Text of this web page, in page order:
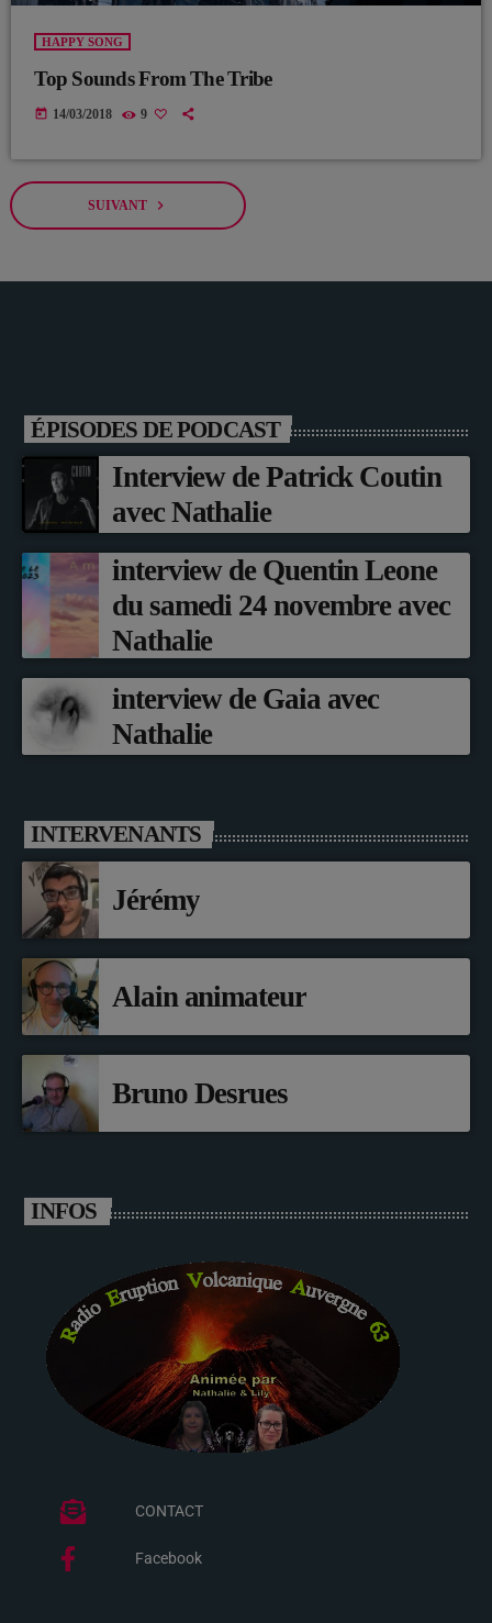
HAPPY SONG
Top Sounds From The Tribe
today 14/03/2018 9
SUIVANT navigate_next
ÉPISODES DE PODCAST
Interview de Patrick Coutin
avec Nathalie
interview de Quentin Leone
du samedi 24 novembre avec
Nathalie
interview de Gaia avec
Nathalie
INTERVENANTS
Jérémy
Alain animateur
Bruno Desrues
INFOS
CONTACT
Facebook